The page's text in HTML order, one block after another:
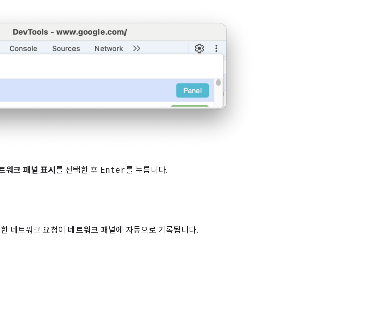
워크 패널 표시 를 선택한 후 Enter를 누릅니다.
네트워크 요청이 네트워크 패널에 자동으로 기록됩니다.